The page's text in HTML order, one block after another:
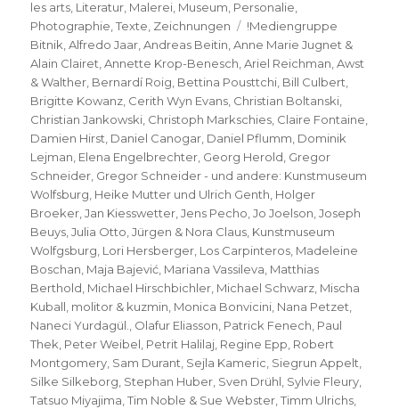
les arts, Literatur, Malerei, Museum, Personalie,
Photographie,Texte, Zeichnungen Schlagwörter
!Mediengruppe
Bitnik,Alfredo Jaar,Andreas Beitin,Anne Marie Jugnet &
Alain Clairet,Annette Krop-Benesch,Ariel Reichman,Awst
& Walther, Bernardí Roig, Bettina Pousttchi, Bill Culbert,
Brigitte Kowanz, Cerith Wyn Evans, Christian Boltanski,
Christian Jankowski, Christoph Markschies, Claire Fontaine,
Damien Hirst, Daniel Canogar, Daniel Pflumm, Dominik
Lejman, Elena Engelbrechter, Georg Herold, Gregor
Schneider, Gregor Schneider - und andere: Kunstmuseum
Wolfsburg, Heike Mutter und Ulrich Genth, Holger
Broeker,Jan Kiesswetter,Jens Pecho,Jo Joelson,Joseph
Beuys,Julia Otto,Jürgen & Nora Claus, Kunstmuseum
Wolfgsburg, Lori Hersberger, Los Carpinteros, Madeleine
Boschan, Maja Bajević, Mariana Vassileva, Matthias
Berthold, Michael Hirschbichler, Michael Schwarz, Mischa
Kuball, molitor & kuzmin, Monica Bonvicini, Nana Petzet,
Naneci Yurdagül., Olafur Eliasson, Patrick Fenech, Paul
Thek, Peter Weibel, Petrit Halilaj, Regine Epp, Robert
Montgomery, Sam Durant, Sejla Kameric, Siegrun Appelt,
Silke Silkeborg, Stephan Huber, Sven Drühl, Sylvie Fleury,
Tatsuo Miyajima,Tim Noble & Sue Webster,Timm Ulrichs,